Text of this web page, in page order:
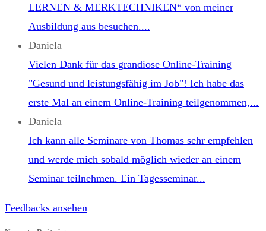
LERNEN & MERKTECHNIKEN“ von meiner
Ausbildung aus besuchen....
Daniela
Vielen Dank für das grandiose Online-Training
"Gesund und leistungsfähig im Job"! Ich habe das
erste Mal an einem Online-Training teilgenommen,...
Daniela
Ich kann alle Seminare von Thomas sehr empfehlen
und werde mich sobald möglich wieder an einem
Seminar teilnehmen. Ein Tagesseminar...
Feedbacks ansehen